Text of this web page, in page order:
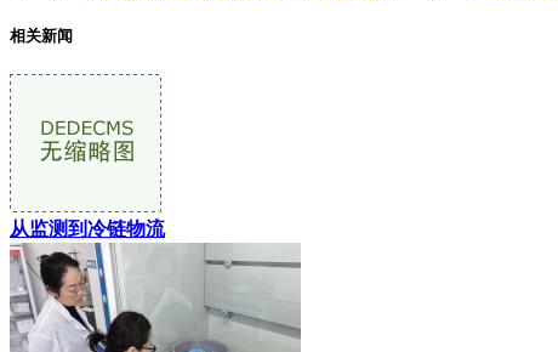
相关新闻
从监测到冷链物流